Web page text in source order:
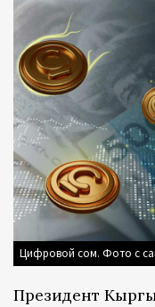
Цифровой сом. Фото с
Президент